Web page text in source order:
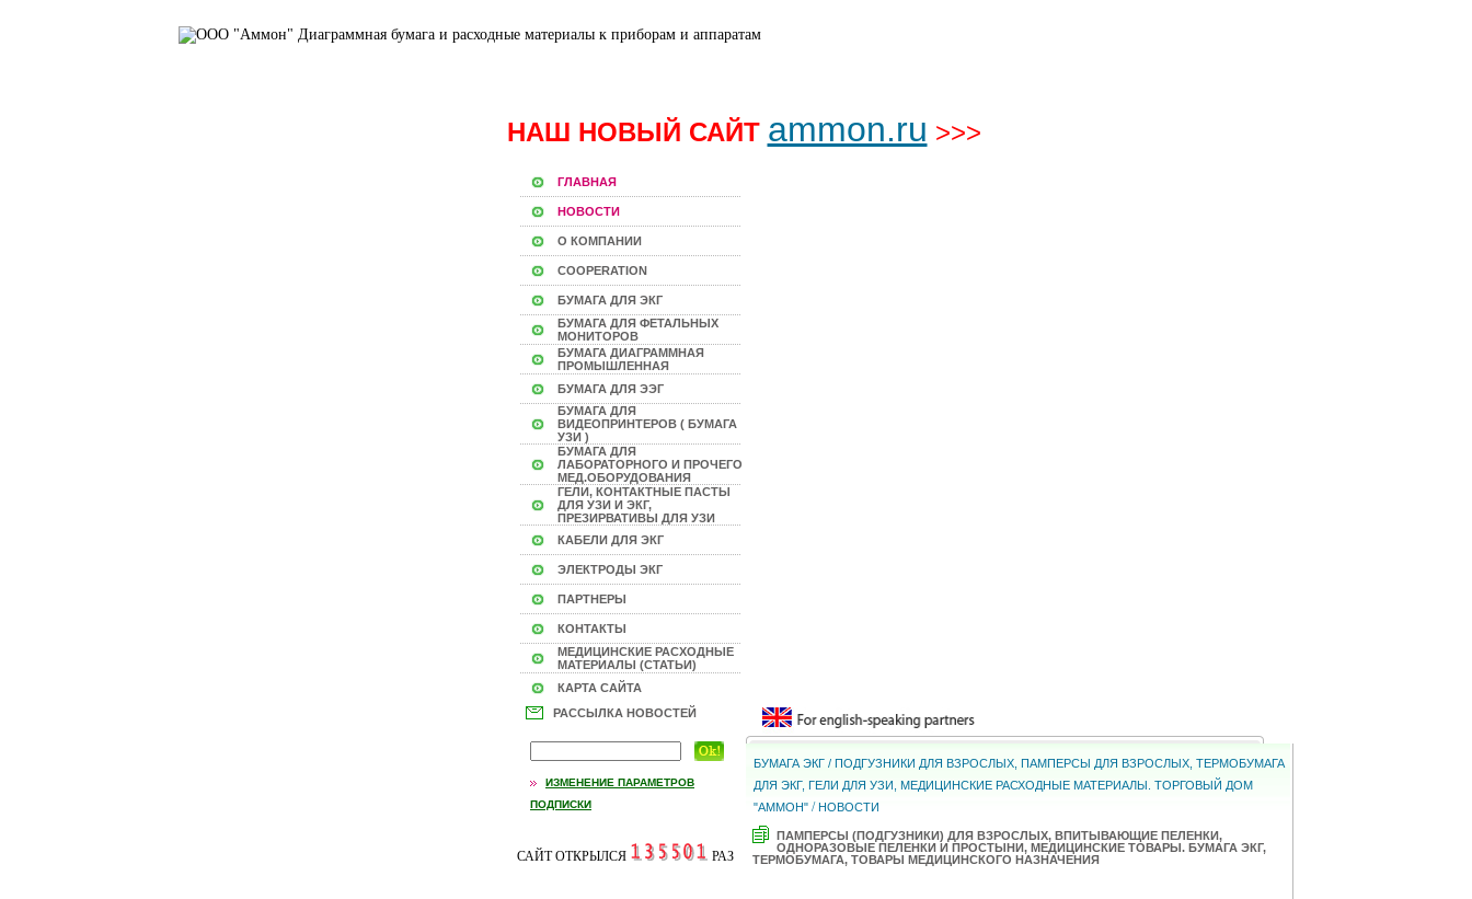
НАШ НОВЫЙ САЙТ ammon.ru >>>
ГЛАВНАЯ
НОВОСТИ
О КОМПАНИИ
COOPERATION
БУМАГА ДЛЯ ЭКГ
БУМАГА ДЛЯ ФЕТАЛЬНЫХ
МОНИТОРОВ
БУМАГА ДИАГРАММНАЯ
ПРОМЫШЛЕННАЯ
БУМАГА ДЛЯ ЭЭГ
БУМАГА ДЛЯ
ВИДЕОПРИНТЕРОВ ( БУМАГА
УЗИ )
БУМАГА ДЛЯ
ЛАБОРАТОРНОГО И ПРОЧЕГО
МЕД.ОБОРУДОВАНИЯ
ГЕЛИ, КОНТАКТНЫЕ ПАСТЫ
ДЛЯ УЗИ И ЭКГ,
ПРЕЗИРВАТИВЫ ДЛЯ УЗИ
КАБЕЛИ ДЛЯ ЭКГ
ЭЛЕКТРОДЫ ЭКГ
ПАРТНЕРЫ
КОНТАКТЫ
МЕДИЦИНСКИЕ РАСХОДНЫЕ
МАТЕРИАЛЫ (СТАТЬИ)
КАРТА САЙТА
РАССЫЛКА НОВОСТЕЙ
ИЗМЕНЕНИЕ ПАРАМЕТРОВ
ПОДПИСКИ
САЙТ ОТКРЫЛСЯ РАЗ
БУМАГА ЭКГ / ПОДГУЗНИКИ ДЛЯ ВЗРОСЛЫХ, ПАМПЕРСЫ ДЛЯ ВЗРОСЛЫХ, ТЕРМОБУМАГА
ДЛЯ ЭКГ, ГЕЛИ ДЛЯ УЗИ, МЕДИЦИНСКИЕ РАСХОДНЫЕ МАТЕРИАЛЫ. ТОРГОВЫЙ ДОМ
"АММОН" / НОВОСТИ
ПАМПЕРСЫ (ПОДГУЗНИКИ) ДЛЯ ВЗРОСЛЫХ, ВПИТЫВАЮЩИЕ ПЕЛЕНКИ,
ОДНОРАЗОВЫЕ ПЕЛЕНКИ И ПРОСТЫНИ, МЕДИЦИНСКИЕ ТОВАРЫ. БУМАГА ЭКГ,
ТЕРМОБУМАГА, ТОВАРЫ МЕДИЦИНСКОГО НАЗНАЧЕНИЯ